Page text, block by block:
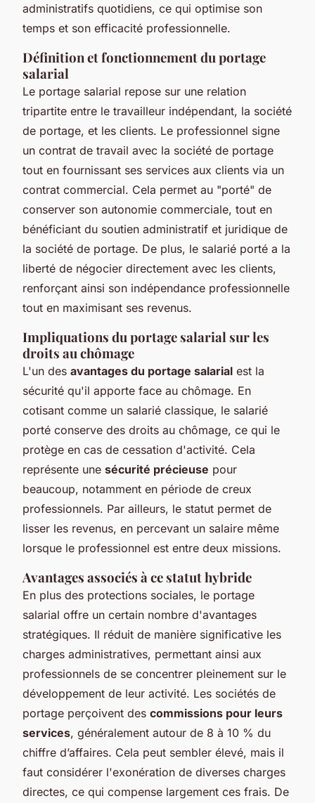
administratifs quotidiens, ce qui optimise son
temps et son efficacité professionnelle.
Définition et fonctionnement du portage
salarial
Le portage salarial repose sur une relation
tripartite entre le travailleur indépendant, la société
de portage, et les clients. Le professionnel signe
un contrat de travail avec la société de portage
tout en fournissant ses services aux clients via un
contrat commercial. Cela permet au "porté" de
conserver son autonomie commerciale, tout en
bénéficiant du soutien administratif et juridique de
la société de portage. De plus, le salarié porté a la
liberté de négocier directement avec les clients,
renforçant ainsi son indépendance professionnelle
tout en maximisant ses revenus.
Impliquations du portage salarial sur les
droits au chômage
L'un des avantages du portage salarial est la
sécurité qu'il apporte face au chômage. En
cotisant comme un salarié classique, le salarié
porté conserve des droits au chômage, ce qui le
protège en cas de cessation d'activité. Cela
représente une sécurité précieuse pour
beaucoup, notamment en période de creux
professionnels. Par ailleurs, le statut permet de
lisser les revenus, en percevant un salaire même
lorsque le professionnel est entre deux missions.
Avantages associés à ce statut hybride
En plus des protections sociales, le portage
salarial offre un certain nombre d'avantages
stratégiques. Il réduit de manière significative les
charges administratives, permettant ainsi aux
professionnels de se concentrer pleinement sur le
développement de leur activité. Les sociétés de
portage perçoivent des commissions pour leurs
services, généralement autour de 8 à 10 % du
chiffre d’affaires. Cela peut sembler élevé, mais il
faut considérer l'exonération de diverses charges
directes, ce qui compense largement ces frais. De